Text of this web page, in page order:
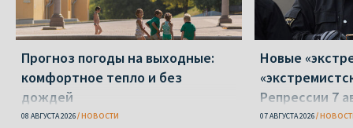
Прогноз погоды на выходные:
комфортное тепло и без
дождей
08 АВГУСТА 2026 НОВОСТИ
Новые
Репрессии 7
07 АВГУСТА 2026